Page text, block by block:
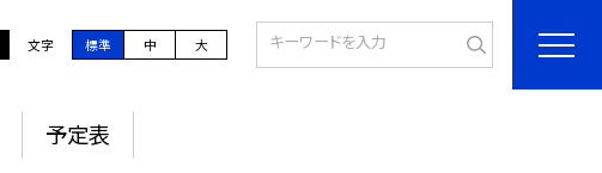
文字 標準 中 大
予定表